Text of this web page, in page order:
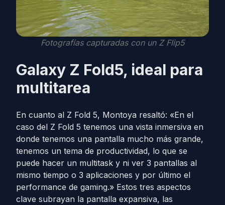
Fotografías capturadas con un Z Flip5
Galaxy Z Fold5, ideal para
multitarea
En cuanto al Z Fold 5, Montoya resaltó: «En el
caso del Z Fold 5 tenemos una vista inmersiva en
donde tenemos una pantalla mucho más grande,
tenemos un tema de productividad, lo que se
puede hacer un multitask y ni ver 3 pantallas al
mismo tiempo o 3 aplicaciones y por último el
performance de gaming.» Estos tres aspectos
clave subrayan la pantalla expansiva, las